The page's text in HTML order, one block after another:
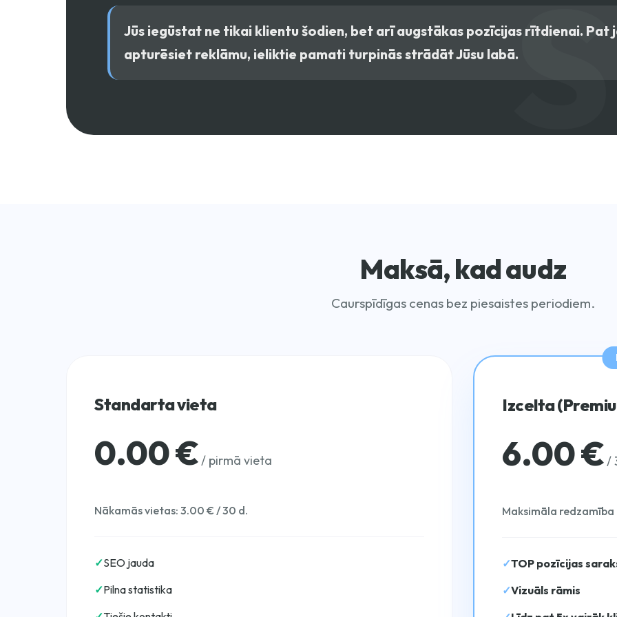
Jūs iegūstat ne tikai klientu šodien, bet arī augstākas pozīcijas rītdienai. Pat
apturēsiet reklāmu, ieliktie pamati turpinās strādāt Jūsu labā.
Maksā, kad audz
Caurspīdīgas cenas bez piesaistes periodiem.
Standarta vieta
0.00 €/ pirmā vieta
Nākamās vietas: 3.00 € / 30 d.
✓SEO jauda
✓Pilna statistika
Izcelta
6.00 €/
Maksimāla redzamība
✓TOP pozīcijas
✓Vizuāls rāmis